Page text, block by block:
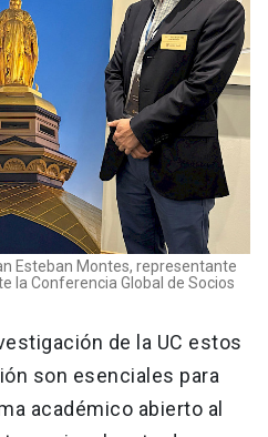
Esteban Montes, representante
la Conferencia Global de Socios
de la UC estos
son esenciales para
académico abierto al